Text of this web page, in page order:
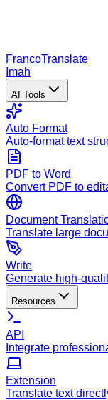
FrancoTranslate
Imah
AI Tools
Auto Format
Auto-format text
PDF to Word
Convert PDF to
Document
Translate large
Write
Generate high-
Resources
API
Integrate
Extension
Translate text